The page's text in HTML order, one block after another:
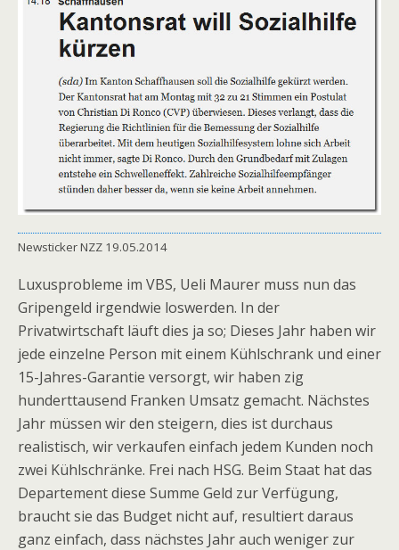
Newsticker NZZ 19.05.2014
Luxusprobleme im VBS, Ueli Maurer muss nun das
Gripengeld irgendwie loswerden. In der
Privatwirtschaft läuft dies ja so; Dieses Jahr haben wir
jede einzelne Person mit einem Kühlschrank und einer
15-Jahres-Garantie versorgt, wir haben zig
hunderttausend Franken Umsatz gemacht. Nächstes
Jahr müssen wir den steigern, dies ist durchaus
realistisch, wir verkaufen einfach jedem Kunden noch
zwei Kühlschränke. Frei nach HSG. Beim Staat hat das
Departement diese Summe Geld zur Verfügung,
braucht sie das Budget nicht auf, resultiert daraus
ganz einfach, dass nächstes Jahr auch weniger zur